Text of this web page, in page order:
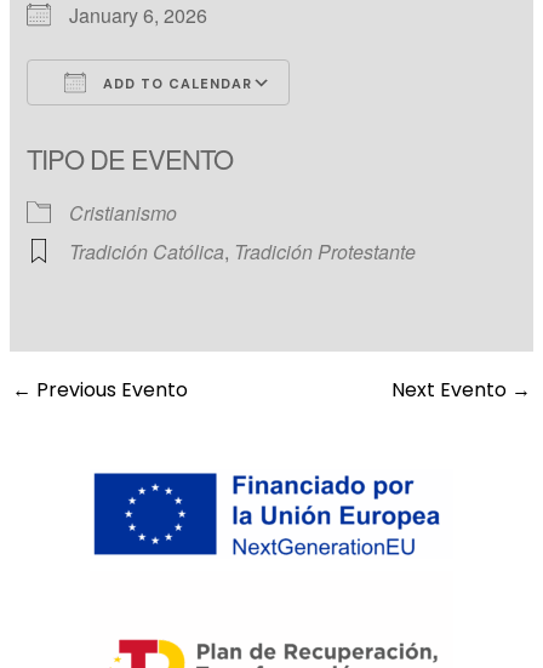
January 6, 2026
ADD TO CALENDAR
TIPO DE EVENTO
Cristianismo
Tradición Católica, Tradición Protestante
← Previous Evento Next Evento →